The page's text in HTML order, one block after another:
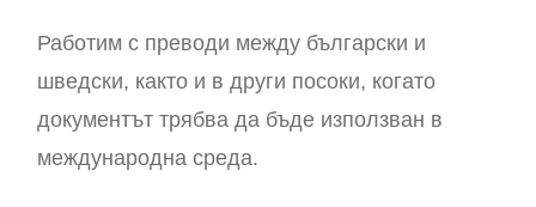
Работим с преводи между български и
шведски, както и в други посоки, когато
документът трябва да бъде използван в
международна среда.